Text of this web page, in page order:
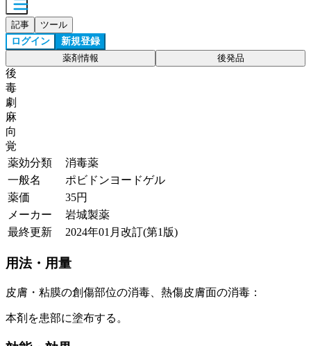
記事 ツール
ログイン 新規登録
薬剤情報 後発品
後
毒
劇
麻
向
覚
薬効分類
消毒薬
一般名
ポビドンヨードゲル
薬価
35円
メーカー
岩城製薬
最終更新
2024年01月改訂(第1版)
用法・用量
皮膚・粘膜の創傷部位の消毒、熱傷皮膚面の消毒：
本剤を患部に塗布する。